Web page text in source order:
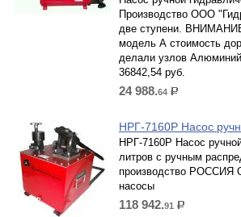
Производство ООО
две ступени.
модель А стоимость
делали узлов
36842,54 руб.
24 988.64 р.
НРГ-7160Р Насос
НРГ-7160Р Насос
литров с ручным
производство РОССИЯ
насосы
118 942.91 р.